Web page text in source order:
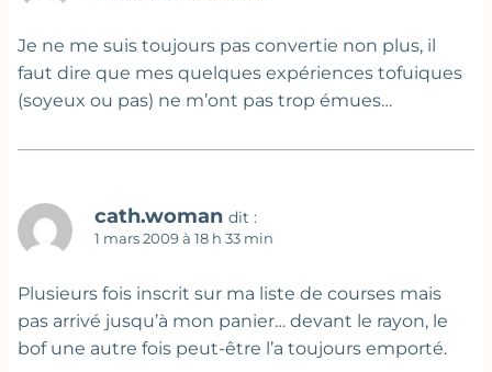
Je ne me suis toujours pas convertie non plus, il
faut dire que mes quelques expériences tofuiques
(soyeux ou pas) ne m’ont pas trop émues…
cath.woman dit :
1 mars 2009 à 18 h 33 min
Plusieurs fois inscrit sur ma liste de courses mais
pas arrivé jusqu’à mon panier… devant le rayon, le
bof une autre fois peut-être l’a toujours emporté.